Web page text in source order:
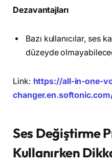
Dezavantajları
Bazı kullanıcılar, ses
düzeyde
Link: https://all-in-one-
Ses Değiştirme
Kullanırken